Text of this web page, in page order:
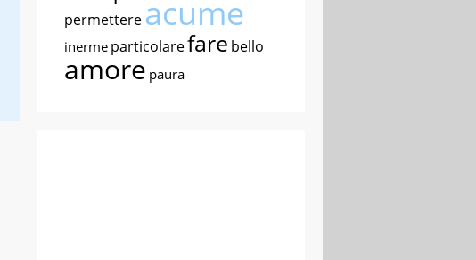
permettereacume
inerme particolarefare bello
amore paura